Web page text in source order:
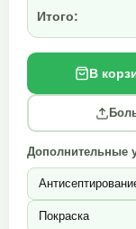
Итого:
В
Дополнительные
Покраска